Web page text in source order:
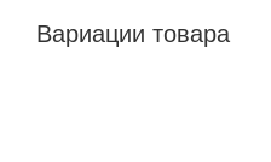
Вариации товара